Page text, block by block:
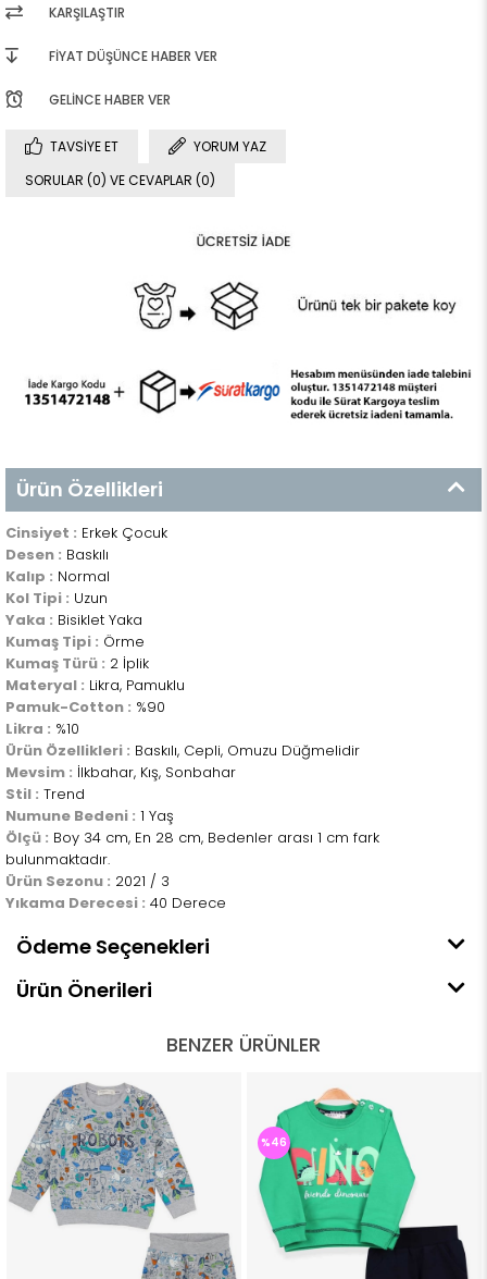
KARŞILAŞTIR
FIYAT DÜŞÜNCE HABER VER
GELINCE HABER VER
TAVSIYE ET
YORUM YAZ
SORULAR (0) VE CEVAPLAR (0)
Ürün Özellikleri
Cinsiyet : Erkek Çocuk
Desen : Baskılı
Kalıp : Normal
Kol Tipi : Uzun
Yaka : Bisiklet Yaka
Kumaş Tipi : Örme
Kumaş Türü : 2 İplik
Materyal : Likra, Pamuklu
Pamuk-Cotton : %90
Likra : %10
Ürün Özellikleri : Baskılı, Cepli, Omuzu Düğmelidir
Mevsim : İlkbahar, Kış, Sonbahar
Stil : Trend
Numune Bedeni : 1 Yaş
Ölçü : Boy 34 cm, En 28 cm, Bedenler arası 1 cm fark
bulunmaktadır.
Ürün Sezonu : 2021 / 3
Yıkama Derecesi : 40 Derece
Ödeme Seçenekleri
Ürün Önerileri
BENZER ÜRÜNLER
%46